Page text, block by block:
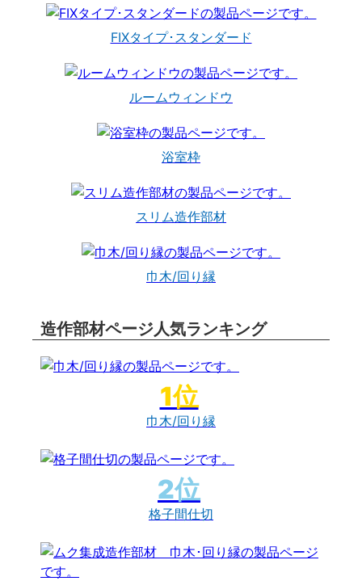
FIXタイプ･スタンダード
ルームウィンドウ
浴室枠
スリム造作部材
巾木/回り縁
造作部材ページ人気ランキング
巾木/回り縁
格子間仕切